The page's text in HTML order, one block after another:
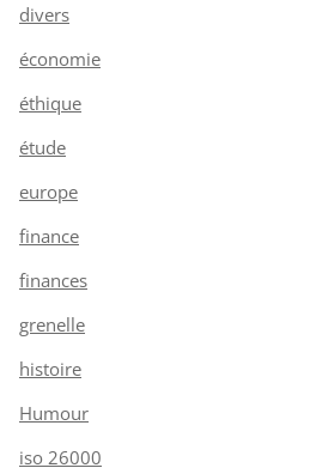
divers
économie
éthique
étude
europe
finance
finances
grenelle
histoire
Humour
iso 26000